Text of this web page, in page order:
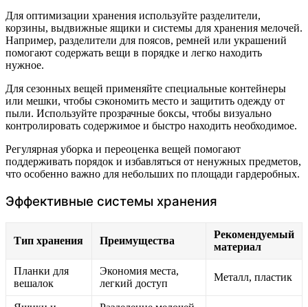
Для оптимизации хранения используйте разделители,
корзины, выдвижные ящики и системы для хранения мелочей.
Например, разделители для поясов, ремней или украшений
помогают содержать вещи в порядке и легко находить
нужное.
Для сезонных вещей применяйте специальные контейнеры
или мешки, чтобы сэкономить место и защитить одежду от
пыли. Используйте прозрачные боксы, чтобы визуально
контролировать содержимое и быстро находить необходимое.
Регулярная уборка и переоценка вещей помогают
поддерживать порядок и избавляться от ненужных предметов,
что особенно важно для небольших по площади гардеробных.
Эффективные системы хранения
Тип хранения Преимущества
Рекомендуемый
материал
Планки для
вешалок
Экономия места,
легкий доступ
Металл, пластик